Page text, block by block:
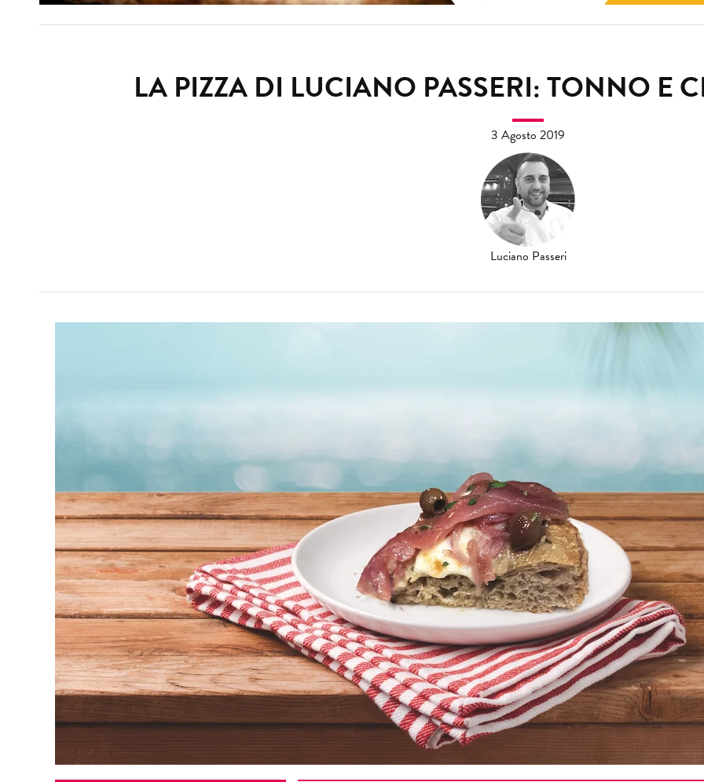
LA PIZZA DI LUCIANO PASSERI: TONNO E
3 Agosto 2019
Luciano Passeri